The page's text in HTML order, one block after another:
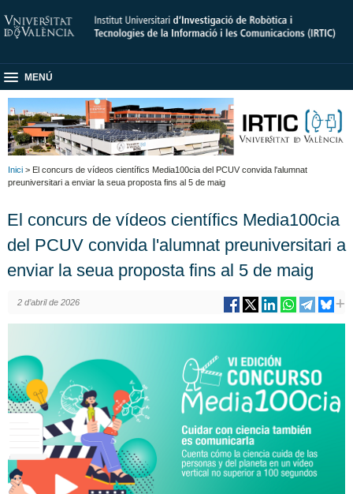
MENÚ
Inici > El concurs de vídeos científics Media100cia del PCUV convida l'alumnat
preuniversitari a enviar la seua proposta fins al 5 de maig
El concurs de vídeos científics Media100cia
del PCUV convida l'alumnat preuniversitari a
enviar la seua proposta fins al 5 de maig
2 d’abril de 2026